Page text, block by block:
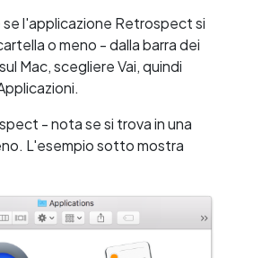
l'applicazione Retrospect si
o meno - dalla barra dei
Mac, scegliere Vai, quindi
- nota se si trova in una
L'esempio sotto mostra